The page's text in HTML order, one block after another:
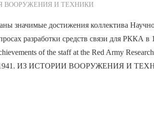
Редакции
ВООРУЖЕНИЯ И ТЕХНИКИ
значимые достижения коллектива
разработки средств связи для РККА в
of the staff at the Red Army
ИЗ ИСТОРИИ ВООРУЖЕНИЯ И